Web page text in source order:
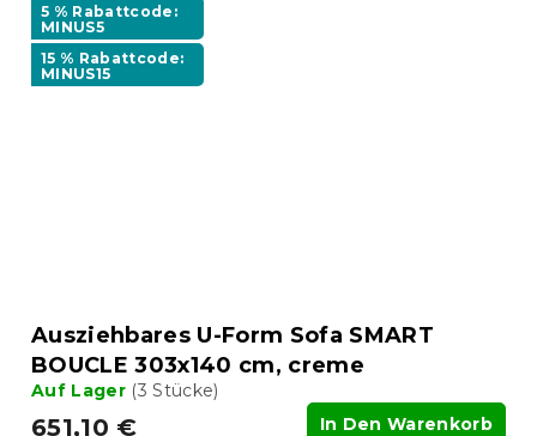
5 % Rabattcode:
MINUS5
15 % Rabattcode:
MINUS15
Ausziehbares U-Form Sofa SMART
BOUCLE 303x140 cm, creme
Auf Lager (3 Stücke)
651,10 € In Den Warenkorb